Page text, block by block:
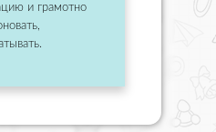
и грамотно